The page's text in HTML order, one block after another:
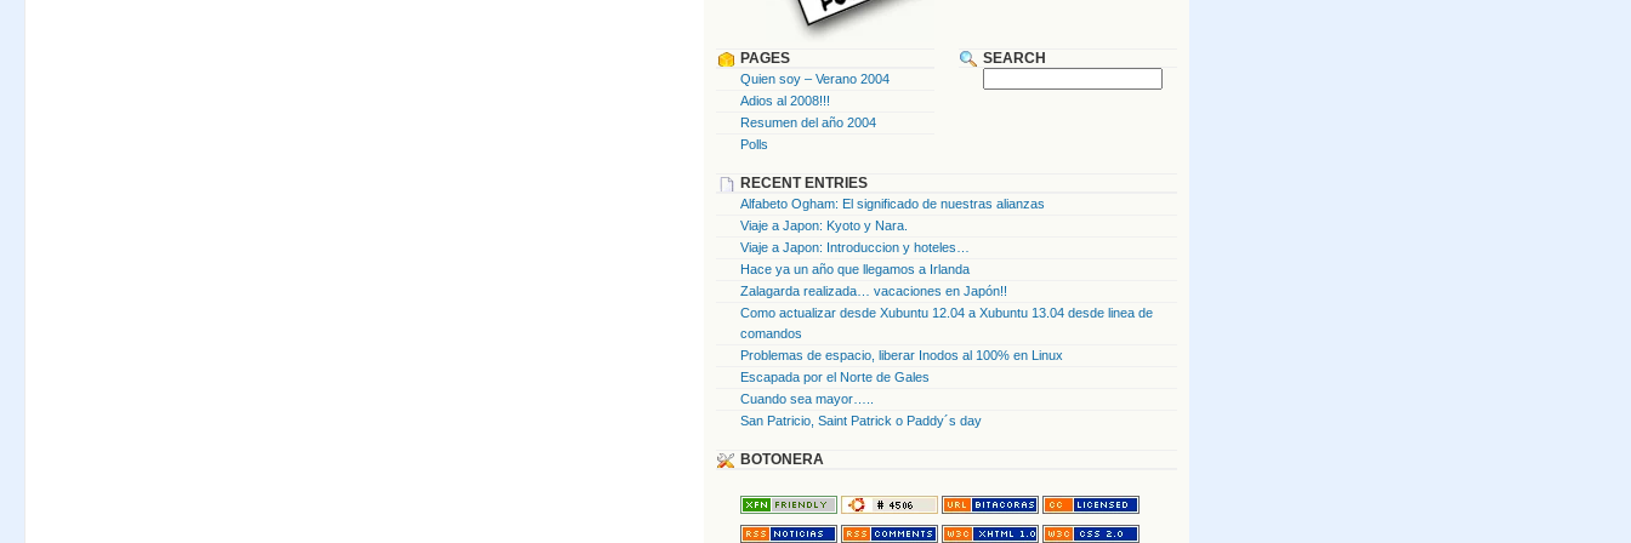
PAGES
Quien soy – Verano 2004
Adios al 2008!!!
Resumen del año 2004
Polls
SEARCH
RECENT ENTRIES
Alfabeto Ogham: El significado de nuestras alianzas
Viaje a Japon: Kyoto y Nara.
Viaje a Japon: Introduccion y hoteles…
Hace ya un año que llegamos a Irlanda
Zalagarda realizada… vacaciones en Japón!!
Como actualizar desde Xubuntu 12.04 a Xubuntu 13.04 desde linea de
comandos
Problemas de espacio, liberar Inodos al 100% en Linux
Escapada por el Norte de Gales
Cuando sea mayor…..
San Patricio, Saint Patrick o Paddy´s day
BOTONERA